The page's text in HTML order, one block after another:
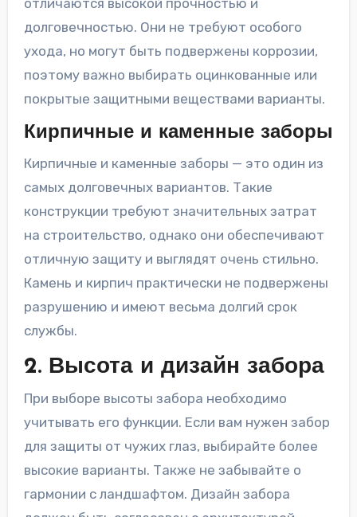
отличаются высокой прочностью и
долговечностью. Они не требуют особого
ухода, но могут быть подвержены коррозии,
поэтому важно выбирать оцинкованные или
покрытые защитными веществами варианты.
Кирпичные и каменные заборы
Кирпичные и каменные заборы — это один из
самых долговечных вариантов. Такие
конструкции требуют значительных затрат
на строительство, однако они обеспечивают
отличную защиту и выглядят очень стильно.
Камень и кирпич практически не подвержены
разрушению и имеют весьма долгий срок
службы.
2. Высота и дизайн забора
При выборе высоты забора необходимо
учитывать его функции. Если вам нужен забор
для защиты от чужих глаз, выбирайте более
высокие варианты. Также не забывайте о
гармонии с ландшафтом. Дизайн забора